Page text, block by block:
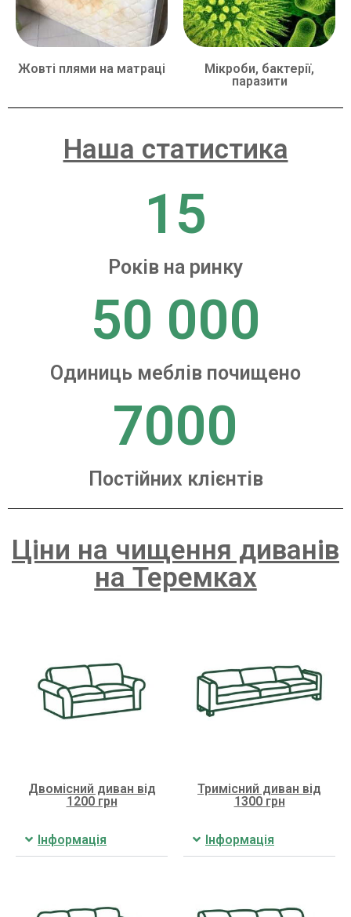
Жовті плями на матраці
Мікроби, бактерії,
паразити
Наша статистика
15
Років на ринку
50 000
Одиниць меблів почищено
7000
Постійних клієнтів
Ціни на чищення диванів
на Теремках
Двомісний диван від
1200 грн
Інформація
Тримісний диван від
1300 грн
Інформація